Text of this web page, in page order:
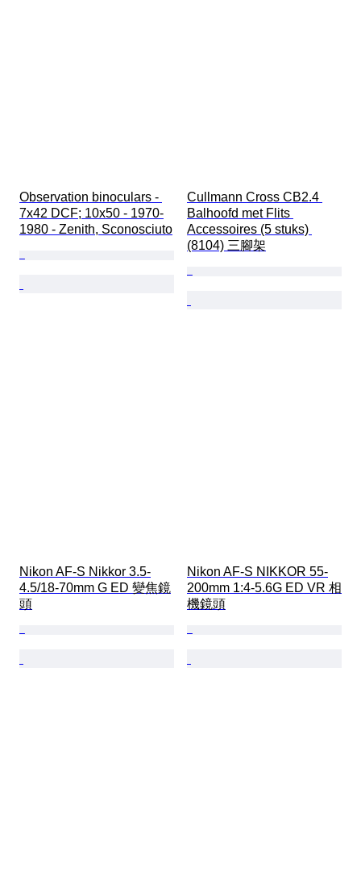
Observation binoculars -
7x42 DCF; 10x50 - 1970-
1980 - Zenith, Sconosciuto
Cullmann Cross CB2.4
Balhoofd met Flits
Accessoires (5 stuks)
(8104) 三腳架
Nikon AF-S Nikkor 3.5-
4.5/18-70mm G ED 變焦鏡
頭
Nikon AF-S NIKKOR 55-
200mm 1:4-5.6G ED VR 相
機鏡頭